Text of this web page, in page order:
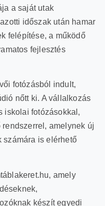
a saját utak
időszak után hamar
felépítése, a működő
fejlesztés
fotózásból indult,
nőtt ki. A vállalkozás
iskolai fotózásokkal,
amelynek új
számára is elérhető
amely
készít egyedi